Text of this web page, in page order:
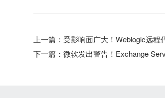
上一篇： 受影响面广大！Weblogic远程
下一篇：微软发出警告！Exchange